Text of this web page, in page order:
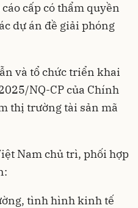
cấp có thẩm quyền
dự án đề giải phóng
và tổ chức triển khai
NQ-CPcủa Chính
thị trường tài sản mã
Nam chủ trì, phối hợp
tình hình kinh tế